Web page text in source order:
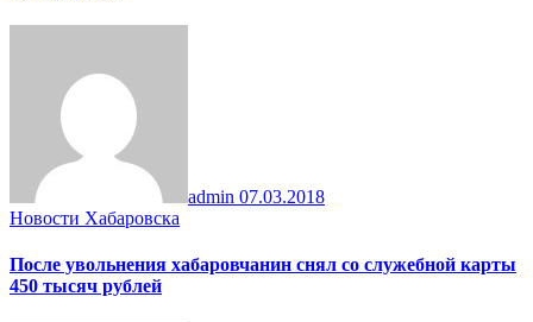
admin 07.03.2018
Новости Хабаровска
После увольнения хабаровчанин снял со служебной карты
450 тысяч рублей